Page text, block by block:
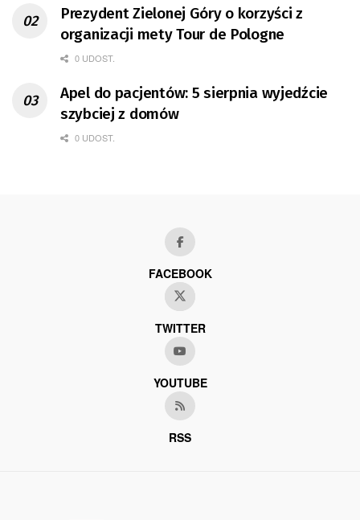
Prezydent Zielonej Góry o korzyści z
organizacji mety Tour de Pologne
0 UDOST.
Apel do pacjentów: 5 sierpnia wyjedźcie
szybciej z domów
0 UDOST.
FACEBOOK
TWITTER
YOUTUBE
RSS